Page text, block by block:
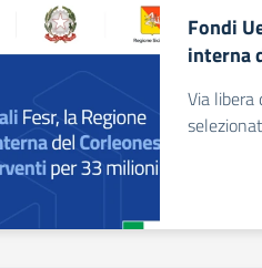
Fondi
interna
Via